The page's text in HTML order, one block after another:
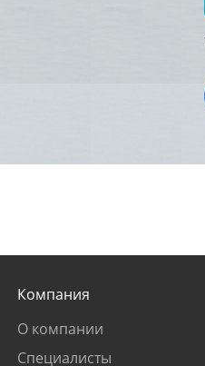
Компания
О компании
Специалисты